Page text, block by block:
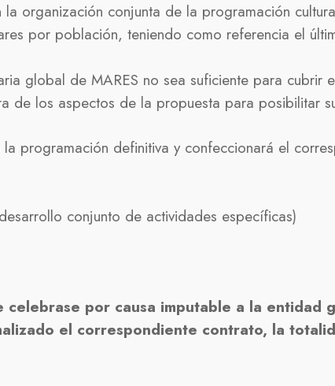
organización conjunta de la programación
por población, teniendo como referencia el
global de MARES no sea suficiente para
de los aspectos de la propuesta para posibilitar
la programación definitiva y confeccionará el
conjunto de actividades específicas)
celebrase por causa imputable a la entidad
el correspondiente contrato, la